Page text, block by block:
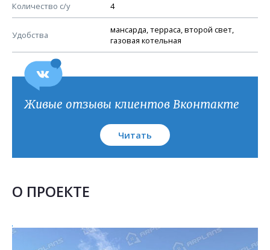
Количество с/у 4
Удобства
мансарда, терраса, второй свет,
газовая котельная
План кровли
Живые отзывы клиентов Вконтакте
Читать
О ПРОЕКТЕ